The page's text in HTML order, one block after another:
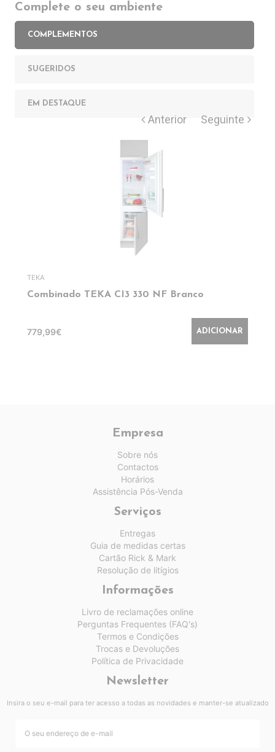
Complete o seu ambiente
COMPLEMENTOS
SUGERIDOS
EM DESTAQUE
TEKA
Combinado TEKA CI3 330 NF Branco
779,99€ ADICIONAR
Empresa
Sobre nós
Contactos
Horários
Assistência Pós-Venda
Serviços
Entregas
Guia de medidas certas
Cartão Rick & Mark
Resolução de litígios
Informações
Livro de reclamações online
Perguntas Frequentes (FAQ's)
Termos e Condições
Trocas e Devoluções
Política de Privacidade
Newsletter
Insira o seu e-mail para ter acesso a todas as novidades e manter-se atualizado